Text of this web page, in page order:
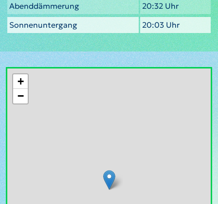
Abenddämmerung
20:32 Uhr
Sonnenuntergang
20:03 Uhr
+
−